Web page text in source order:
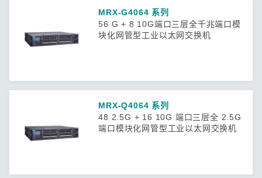
MRX-G4064 系列
56 G + 8 10G端口三层全千兆端口模
块化网管型工业以太网交换机
MRX-Q4064 系列
48 2.5G + 16 10G 端口三层全 2.5G
端口模块化网管型工业以太网交换机